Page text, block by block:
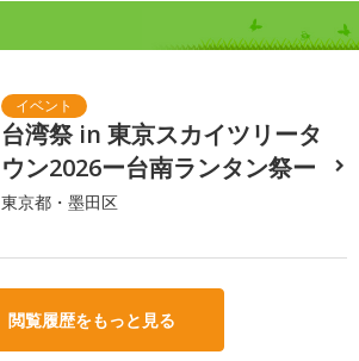
台湾祭 in 東京スカイツリータ
ウン2026ー台南ランタン祭ー
東京都・墨田区
閲覧履歴をもっと見る